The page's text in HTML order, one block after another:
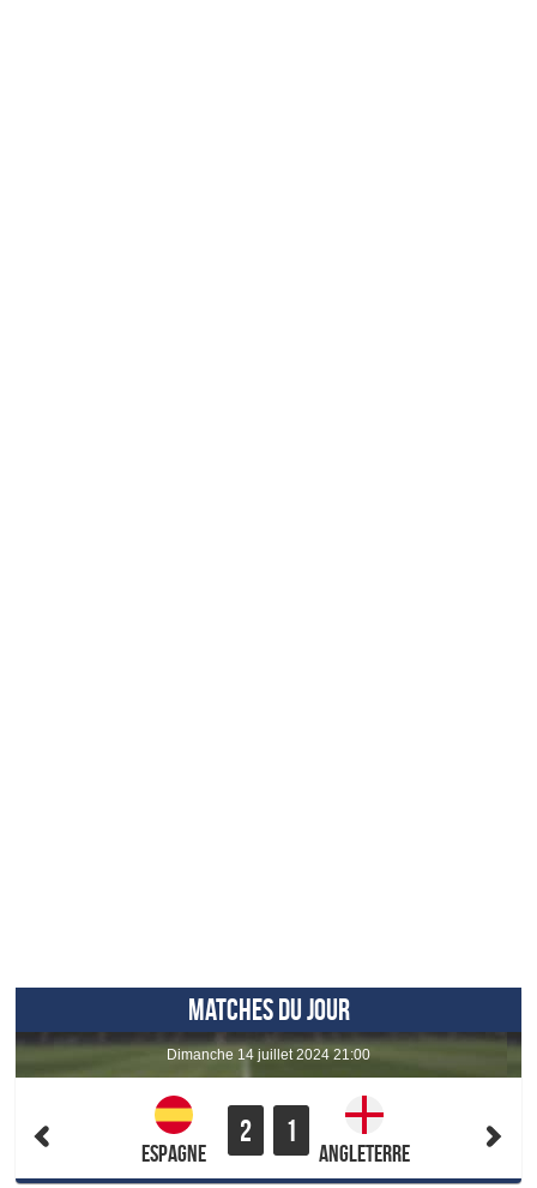
MATCHES DU JOUR
dimanche 14 juillet 2024 21:00
Espagne
2 1
Angleterre